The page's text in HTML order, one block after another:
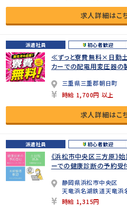
求人詳細はこ
派遣社員 初心者歓迎
≪ずっと寮費無料×日勤
カーでの配電用変圧器の
三重県三重郡朝日町
時給 1,700円 以上
求人詳細はこ
派遣社員 初心者歓迎
《浜松市中央区三方原》
ーでの健康診断の予約受
静岡県浜松市中央区
天竜浜名湖鉄道天竜浜
時給 1,315円